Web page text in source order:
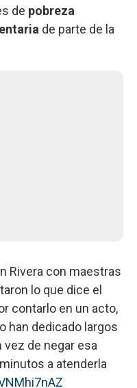
de pobreza
de parte de la
Rivera con maestras
lo que dice el
contarlo en un acto,
han dedicado largos
de negar esa
a atenderla